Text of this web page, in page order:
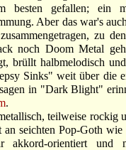
gefallen; ein
Aber das war's
zu
noch Doom Metal
brüllt halbmelodisch
Sinks" weit über die
in "Dark Blight"
.
teilweise rockig
an seichten Pop-Goth wie
akkord-orientiert und